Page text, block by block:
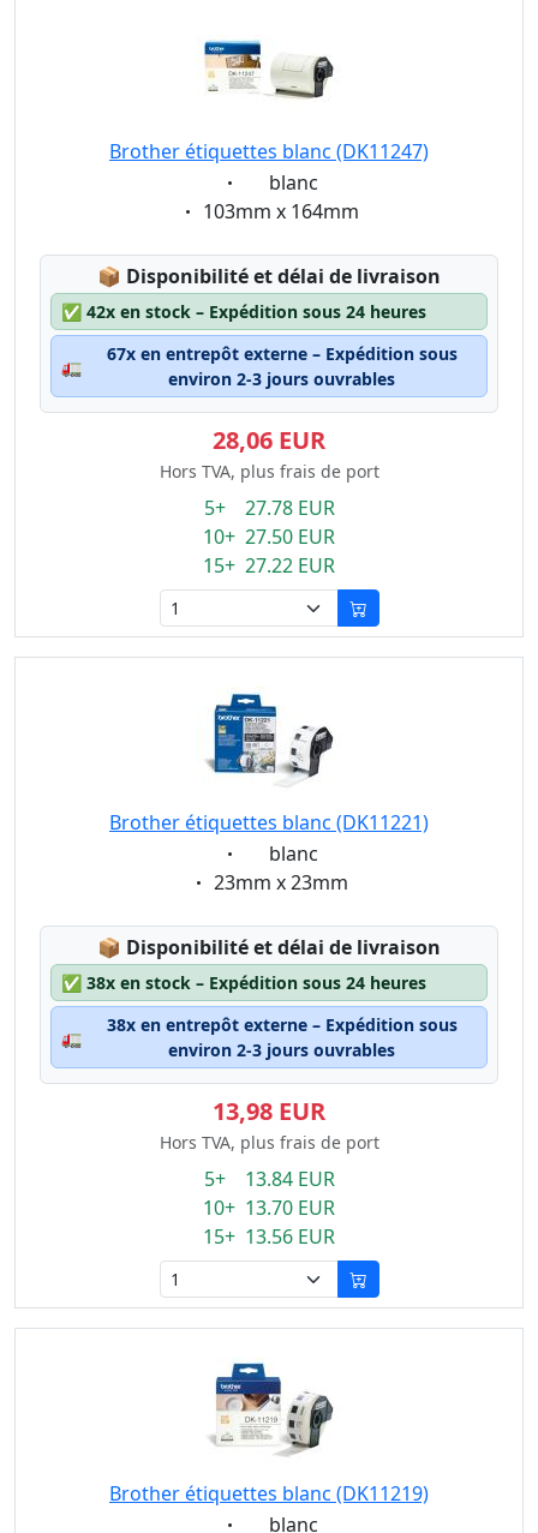
Brother étiquettes blanc (DK11247)
Eigenschaft:
blanc
Eigenschaft:
103mm x 164mm
📦 Lagerstatus:
Disponibilité et délai de livraison
✅ 42x en stock – Expédition sous 24 heures
🚛
67x en entrepôt externe – Expédition sous
environ 2-3 jours ouvrables
28,06 EUR
Hors TVA, plus frais de port
5+ 27.78 EUR
10+ 27.50 EUR
15+ 27.22 EUR
Brother étiquettes blanc (DK11221)
Eigenschaft:
blanc
Eigenschaft:
23mm x 23mm
📦 Lagerstatus:
Disponibilité et délai de livraison
✅ 38x en stock – Expédition sous 24 heures
🚛
38x en entrepôt externe – Expédition sous
environ 2-3 jours ouvrables
13,98 EUR
Hors TVA, plus frais de port
5+ 13.84 EUR
10+ 13.70 EUR
15+ 13.56 EUR
Brother étiquettes blanc (DK11219)
Eigenschaft:
blanc